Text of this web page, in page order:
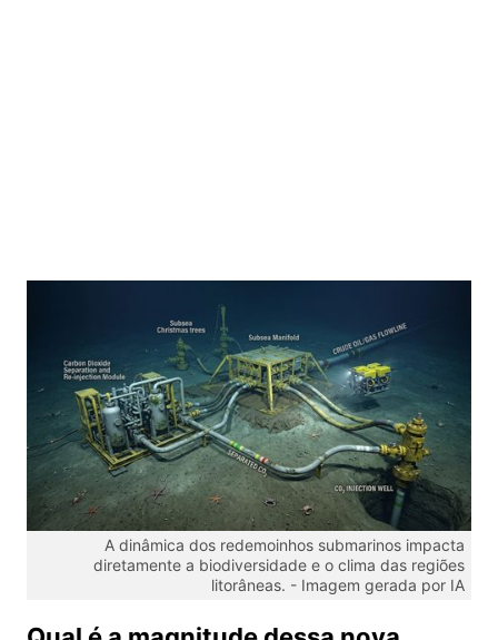
A dinâmica dos redemoinhos submarinos impacta
diretamente a biodiversidade e o clima das regiões
litorâneas. - Imagem gerada por IA